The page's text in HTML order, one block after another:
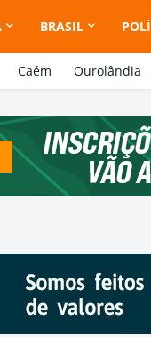
BRASIL
Caém Ourolândia